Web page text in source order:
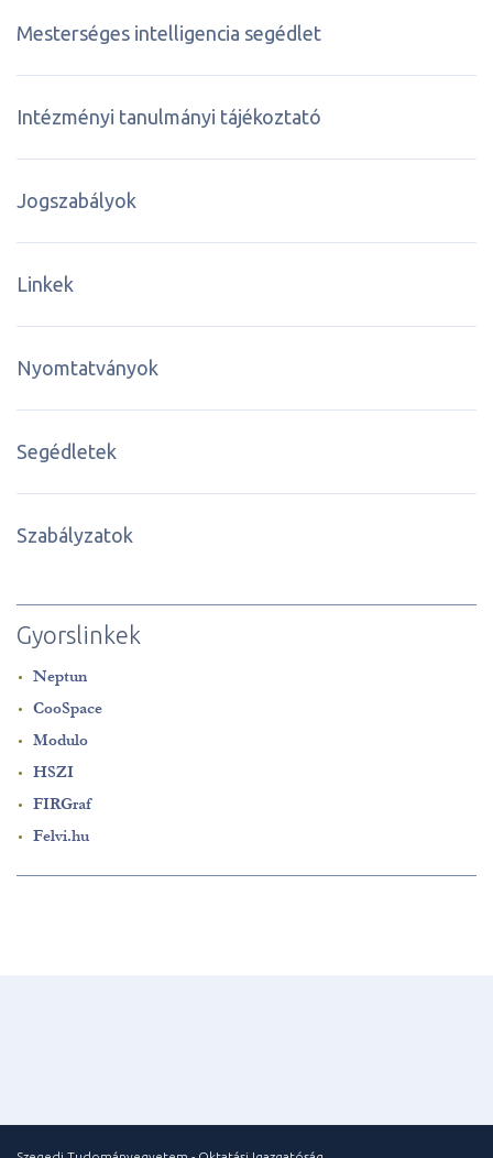
Mesterséges intelligencia segédlet
Intézményi tanulmányi tájékoztató
Jogszabályok
Linkek
Nyomtatványok
Segédletek
Szabályzatok
Gyorslinkek
Neptun
CooSpace
Modulo
HSZI
FIRGraf
Felvi.hu